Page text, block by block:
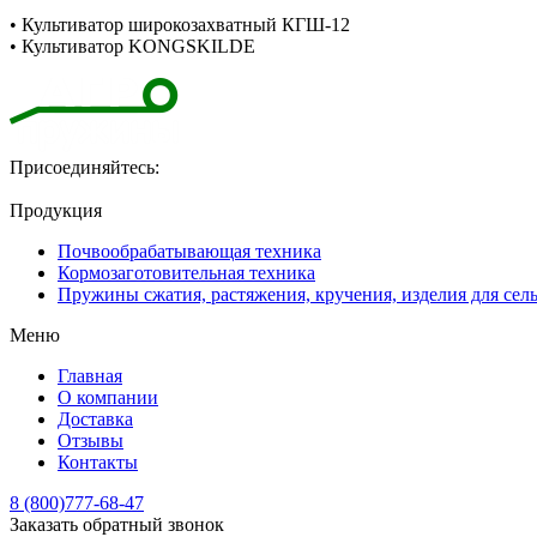
• Культиватор широкозахватный КГШ-12
• Культиватор KONGSKILDE
Присоединяйтесь:
Продукция
Почвообрабатывающая техника
Кормозаготовительная техника
Пружины сжатия, растяжения, кручения, изделия для
Меню
Главная
О компании
Доставка
Отзывы
Контакты
8 (800)777-68-47
Заказать обратный звонок